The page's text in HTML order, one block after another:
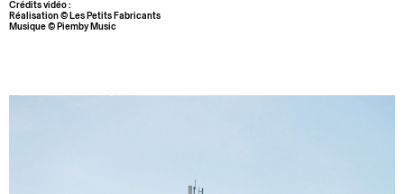
Crédits vidéo :
Réalisation © Les Petits Fabricants
Musique © Piemby Music